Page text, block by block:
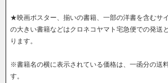
★映画ポスター、揃いの書籍、一部の洋書を含むサ
の大きい書籍などはクロネコヤマト宅急便での発送
ります。
※書籍名の横に表示されている価格は、一函分の送
す。